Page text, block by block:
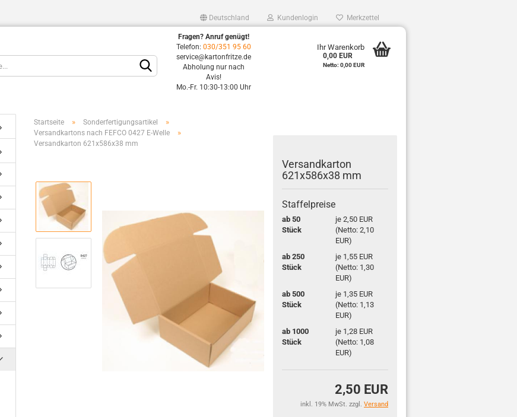
Deutschland Kundenlogin Merkzettel
Fragen? Anruf genügt!
Telefon:030/351 95 60
service@kartonfritze.de
Abholung nur nach
Avis!
Mo.-Fr. 10:30-13:00 Uhr
Ihr Warenkorb
0,00 EUR
Netto: 0,00 EUR
Startseite » Sonderfertigungsartikel »
Versandkartons nach FEFCO 0427 E-Welle »
Versandkarton 621x586x38 mm
Ver­sand­kar­ton
621x586x38 mm
Staffelpreise
ab 50
Stück
je 2,50 EUR
(Netto: 2,10
EUR)
ab 250
Stück
je 1,55 EUR
(Netto: 1,30
EUR)
ab 500
Stück
je 1,35 EUR
(Netto: 1,13
EUR)
ab 1000
Stück
je 1,28 EUR
(Netto: 1,08
EUR)
2,50 EUR
inkl. 19% MwSt. zzgl. Versand